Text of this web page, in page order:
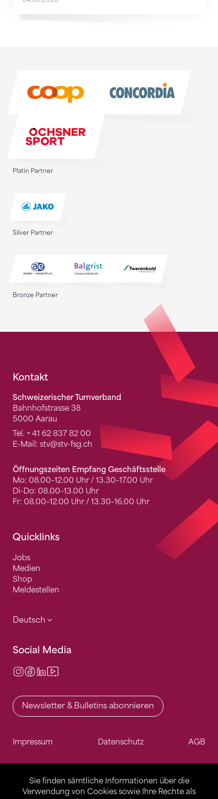
Sie finden sämtliche Informationen über die
Verwendung von Cookies sowie Ihre Rechte als
Platin Partner
Silver Partner
Bronze Partner
Fusszeile
Kontakt
Schweizerischer Turnverband
Bahnhofstrasse 38
5000 Aarau
Tel. + 41 62 837 82 00
E-Mail: stv@stv-fsg.ch
Öffnungszeiten Empfang Geschäftsstelle
Mo: 08.00–12.00 Uhr / 13.30–17.00 Uhr
Di-Do: 08.00–13.00 Uhr
Fr: 08.00–12.00 Uhr / 13.30–16.00 Uhr
Quicklinks
Jobs
Medien
Shop
Meldestellen
Deutsch
Social Media
Instagram
Facebook
LinkedIn
Newsletter & Bulletins abonnieren
Impressum Datenschutz AGB